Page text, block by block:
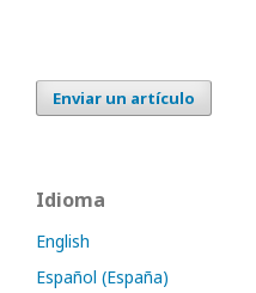
Enviar un artículo
Idioma
English
Español (España)